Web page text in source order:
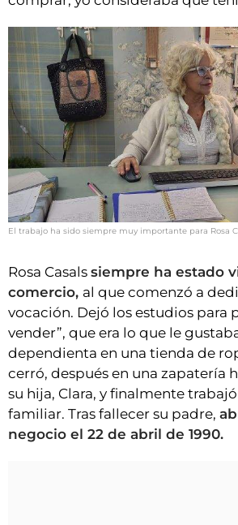
El trabajo ha sido siempre muy importante para Rosa
Rosa Casals siempre ha estado
comercio, al que comenzó a
vocación. Dejó los estudios para
vender”, que era lo que le
dependienta en una tienda de
cerró, después en una zapatería
su hija, Clara, y finalmente
familiar. Tras fallecer su padre,
negocio el 22 de abril de 1990.